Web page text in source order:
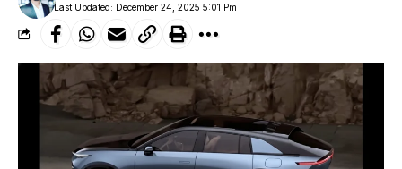
Last Updated: December 24, 2025 5:01 Pm